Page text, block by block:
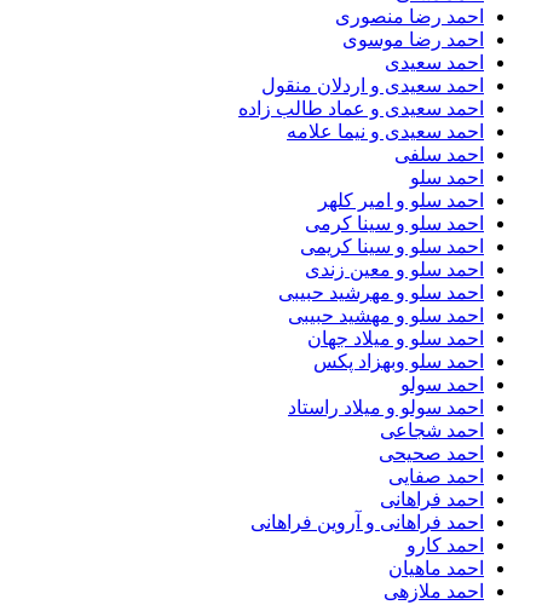
احمد رضا منصوری
احمد رضا موسوی
احمد سعیدی
احمد سعیدی و اردلان منقول
احمد سعیدی و عماد طالب زاده
احمد سعیدی و نیما علامه
احمد سلفی
احمد سلو
احمد سلو و امیر کلهر
احمد سلو و سینا کرمی
احمد سلو و سینا کریمی
احمد سلو و معین زندی
احمد سلو و مهرشید حبیبی
احمد سلو و مهشید حبیبی
احمد سلو و میلاد جهان
احمد سلو وبهزاد پکس
احمد سولو
احمد سولو و میلاد راستاد
احمد شجاعی
احمد صحیحی
احمد صفایی
احمد فراهانی
احمد فراهانی و آروین فراهانی
احمد کارو
احمد ماهیان
احمد ملازهی